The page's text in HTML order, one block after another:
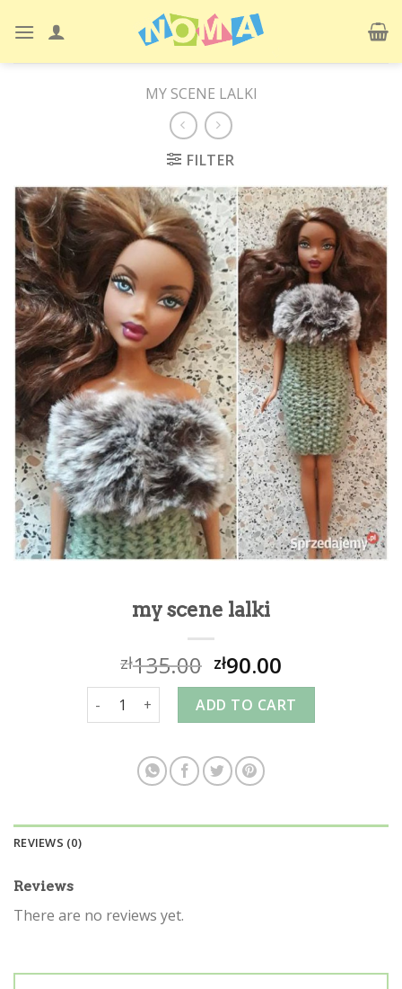
MY SCENE LALKI
FILTER
my scene lalki
zł135.00 zł90.00
my scene lalki quantityADD TO CART
REVIEWS (0)
Reviews
There are no reviews yet.